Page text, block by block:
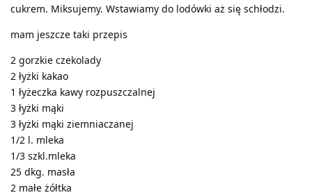
cukrem. Miksujemy. Wstawiamy do lodówki aż się schłodzi.
mam jeszcze taki przepis
2 gorzkie czekolady
2 łyżki kakao
1 łyżeczka kawy rozpuszczalnej
3 łyżki mąki
3 łyżki mąki ziemniaczanej
1/2 l. mleka
1/3 szkl.mleka
25 dkg. masła
2 małe żółtka